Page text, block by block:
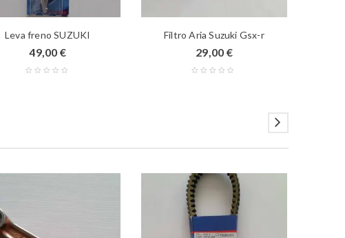
Leva freno SUZUKI
49,00 €
Filtro Aria Suzuki Gsx-r
29,00 €